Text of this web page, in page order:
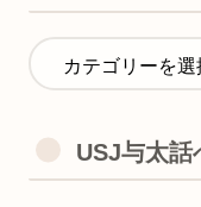
USJ与太話